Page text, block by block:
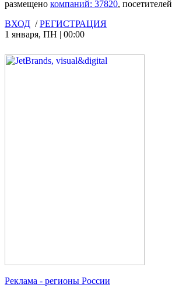
размещено компаний: 37820, посетителей
ВХОД /РЕГИСТРАЦИЯ
1 января, ПН | 00:00
Реклама - регионы России